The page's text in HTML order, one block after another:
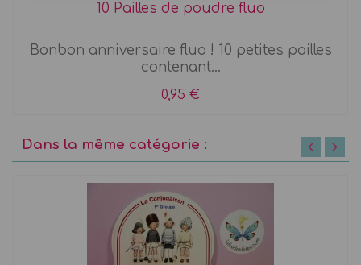
10 Pailles de poudre fluo
Bonbon anniversaire fluo ! 10 petites pailles
contenant...
0,95 €
Dans la même catégorie :